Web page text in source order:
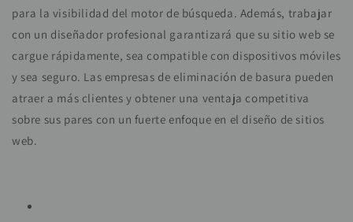
para la visibilidad del motor de búsqueda. Además, trabajar
con un diseñador profesional garantizará que su sitio web se
cargue rápidamente, sea compatible con dispositivos móviles
y sea seguro. Las empresas de eliminación de basura pueden
atraer a más clientes y obtener una ventaja competitiva
sobre sus pares con un fuerte enfoque en el diseño de sitios
web.